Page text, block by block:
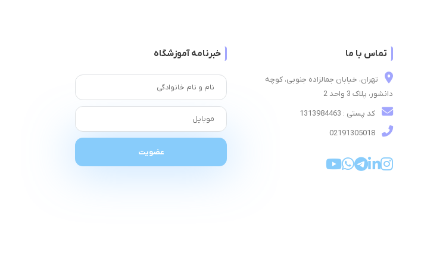
تماس با ما
تهران، خیابان جمالزاده جنوبی، کوچه
دانشور، پلاک 3 واحد 2
کد پستی : 1313984463
خبرنامه آموزشگاه